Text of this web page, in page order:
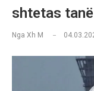
shtetas tanë
Nga Xh M